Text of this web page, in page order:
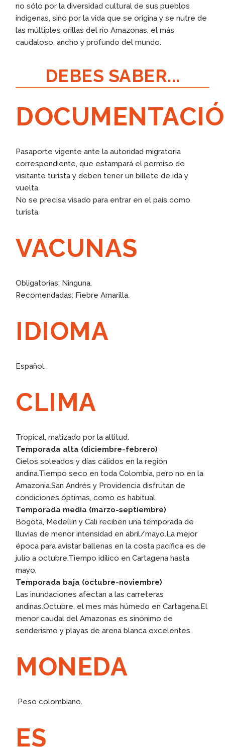
no sólo por la diversidad cultural de sus pueblos
indígenas, sino por la vida que se origina y se nutre de
las múltiples orillas del río Amazonas, el más
caudaloso, ancho y profundo del mundo.
DEBES SABER...
Pasaporte vigente ante la autoridad migratoria
correspondiente, que estampará el permiso de
visitante turista y deben tener un billete de ida y
vuelta.
No se precisa visado para entrar en el país como
turista.
VACUNAS
Obligatorias: Ninguna.
Recomendadas: Fiebre Amarilla.
IDIOMA
Español.
CLIMA
Tropical, matizado por la altitud.
Temporada alta (diciembre-febrero)
Cielos soleados y días cálidos en la región
andina.Tiempo seco en toda Colombia, pero no en la
Amazonia.San Andrés y Providencia disfrutan de
condiciones óptimas, como es habitual.
Temporada media (marzo-septiembre)
Bogotá, Medellín y Cali reciben una temporada de
lluvias de menor intensidad en abril/mayo.La mejor
época para avistar ballenas en la costa pacífica es de
julio a octubre.Tiempo idílico en Cartagena hasta
mayo.
Temporada baja (octubre-noviembre)
Las inundaciones afectan a las carreteras
andinas.Octubre, el mes más húmedo en Cartagena.El
menor caudal del Amazonas es sinónimo de
senderismo y playas de arena blanca excelentes.
MONEDA
Peso colombiano.
ES